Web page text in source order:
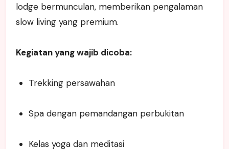
lodge bermunculan, memberikan pengalaman
slow living yang premium.
Kegiatan yang wajib dicoba:
Trekking persawahan
Spa dengan pemandangan perbukitan
Kelas yoga dan meditasi